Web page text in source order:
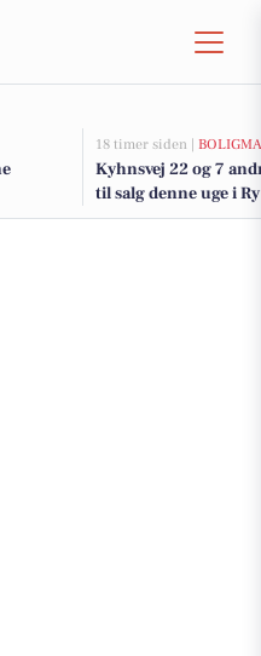
18 timer siden |
Kyhnsvej 22 og 7
til salg denne uge i
- se køberen og 2 andre